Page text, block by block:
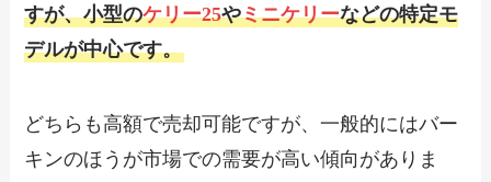
すが、小型のケリー25やミニケリーなどの特定モ
デルが中心です。
どちらも高額で売却可能ですが、一般的にはバー
キンのほうが市場での需要が高い傾向がありま